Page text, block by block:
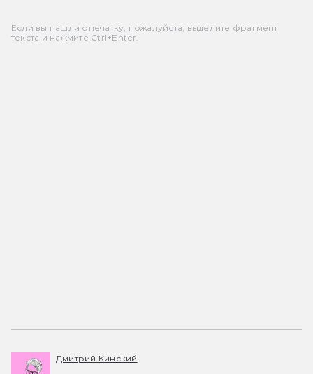
Если вы нашли опечатку, пожалуйста, выделите фрагмент
текста и нажмите Ctrl+Enter.
Дмитрий Кинский